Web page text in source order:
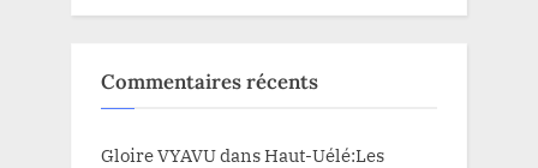
Commentaires récents
Gloire VYAVUdansHaut-Uélé:Les